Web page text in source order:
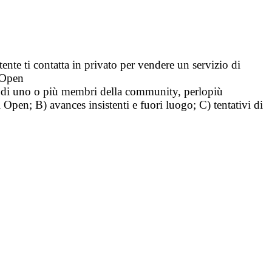
ti contatta in privato per vendere un servizio di
di uno o più membri della community, perlopiù
B) avances insistenti e fuori luogo; C) tentativi di